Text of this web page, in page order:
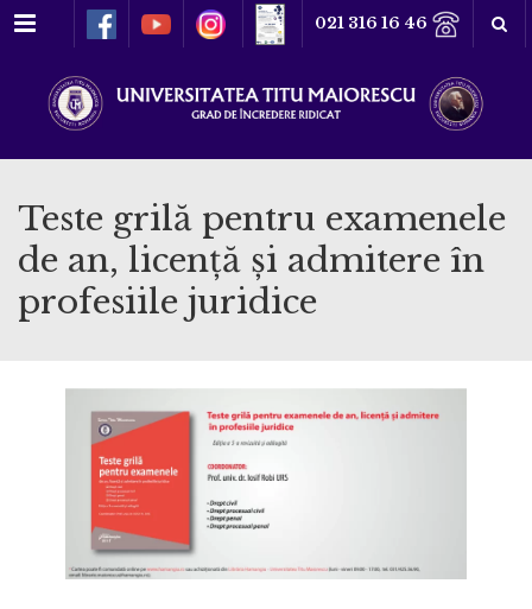
Meniu 021 316 16 46
Teste grilă pentru examenele
de an, licenţă şi admitere în
profesiile juridice